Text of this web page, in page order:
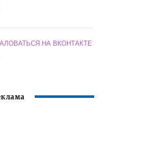
НА ВКОНТАКТЕ